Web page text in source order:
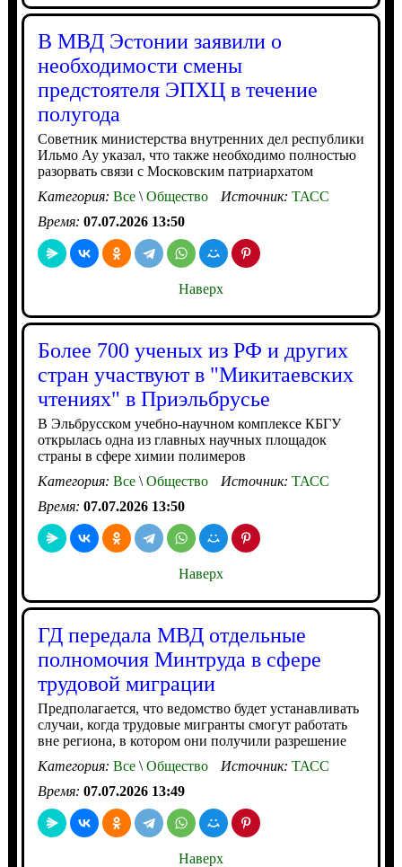
В МВД Эстонии заявили о
необходимости смены
предстоятеля ЭПХЦ в течение
полугода
Советник министерства внутренних дел республики
Ильмо Ау указал, что также необходимо полностью
разорвать связи с Московским патриархатом
Категория: Все\Общество Источник: ТАСС
Время: 07.07.2026 13:50
Наверх
Более 700 ученых из РФ и других
стран участвуют в "Микитаевских
чтениях" в Приэльбрусье
В Эльбрусском учебно-научном комплексе КБГУ
открылась одна из главных научных площадок
страны в сфере химии полимеров
Категория: Все\Общество Источник: ТАСС
Время: 07.07.2026 13:50
Наверх
ГД передала МВД отдельные
полномочия Минтруда в сфере
трудовой миграции
Предполагается, что ведомство будет устанавливать
случаи, когда трудовые мигранты смогут работать
вне региона, в котором они получили разрешение
Категория: Все\Общество Источник: ТАСС
Время: 07.07.2026 13:49
Наверх